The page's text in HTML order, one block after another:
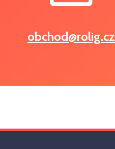
obchod@rolig.cz